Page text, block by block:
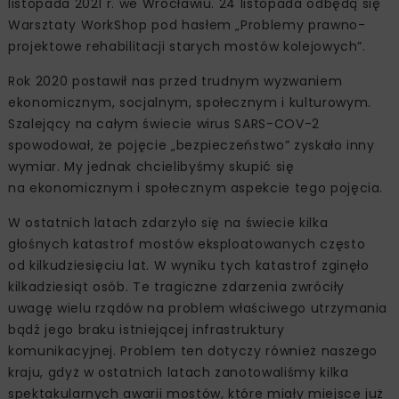
listopada 2021 r. we Wrocławiu. 24 listopada odbędą się
Warsztaty WorkShop pod hasłem „Problemy prawno-
projektowe rehabilitacji starych mostów kolejowych”.
Rok 2020 postawił nas przed trudnym wyzwaniem
ekonomicznym, socjalnym, społecznym i kulturowym.
Szalejący na całym świecie wirus SARS-COV-2
spowodował, że pojęcie „bezpieczeństwo” zyskało inny
wymiar. My jednak chcielibyśmy skupić się
na ekonomicznym i społecznym aspekcie tego pojęcia.
W ostatnich latach zdarzyło się na świecie kilka
głośnych katastrof mostów eksploatowanych często
od kilkudziesięciu lat. W wyniku tych katastrof zginęło
kilkadziesiąt osób. Te tragiczne zdarzenia zwróciły
uwagę wielu rządów na problem właściwego utrzymania
bądź jego braku istniejącej infrastruktury
komunikacyjnej. Problem ten dotyczy również naszego
kraju, gdyż w ostatnich latach zanotowaliśmy kilka
spektakularnych awarii mostów, które miały miejsce już